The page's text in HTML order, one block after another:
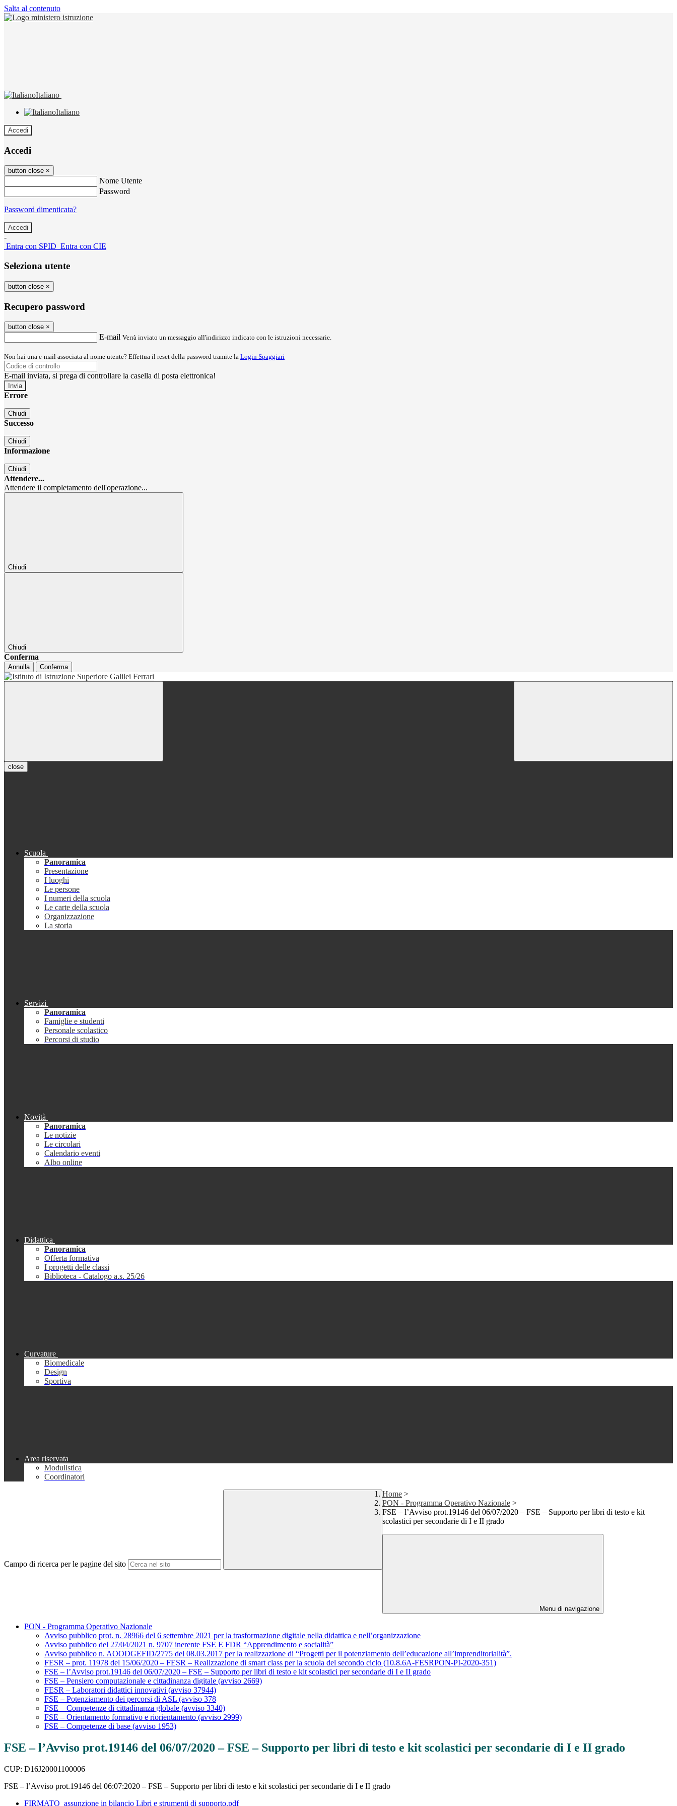
Salta al contenuto
Italiano
Italiano
Accedi
Accedi
button close ×
Nome Utente
Password
Password dimenticata?
-
Entra con SPID Entra con CIE
Seleziona utente
button close ×
Recupero password
button close ×
E-mail Verrà inviato un messaggio all'indirizzo indicato con le istruzioni necessarie.
Non hai una e-mail associata al nome utente? Effettua il reset della password tramite la Login Spaggiari
E-mail inviata, si prega di controllare la casella di posta elettronica!
Errore
Chiudi
Successo
Chiudi
Informazione
Chiudi
Attendere...
Attendere il completamento dell'operazione...
Chiudi
Chiudi
Conferma
Annulla Conferma
close
Scuola
Panoramica
Presentazione
I luoghi
Le persone
I numeri della scuola
Le carte della scuola
Organizzazione
La storia
Servizi
Panoramica
Famiglie e studenti
Personale scolastico
Percorsi di studio
Novità
Panoramica
Le notizie
Le circolari
Calendario eventi
Albo online
Didattica
Panoramica
Offerta formativa
I progetti delle classi
Biblioteca - Catalogo a.s. 25/26
Curvature
Biomedicale
Design
Sportiva
Area riservata
Modulistica
Coordinatori
Campo di ricerca per le pagine del sito
Home >
PON - Programma Operativo Nazionale >
FSE – l’Avviso prot.19146 del 06/07/2020 – FSE – Supporto per libri di testo e kit
scolastici per secondarie di I e II grado
Menu di navigazione
PON - Programma Operativo Nazionale
Avviso pubblico prot. n. 28966 del 6 settembre 2021 per la trasformazione digitale nella didattica e nell’organizzazione
Avviso pubblico del 27/04/2021 n. 9707 inerente FSE E FDR “Apprendimento e socialità”
Avviso pubblico n. AOODGEFID/2775 del 08.03.2017 per la realizzazione di “Progetti per il potenziamento dell’educazione all’imprenditorialità”.
FESR – prot. 11978 del 15/06/2020 – FESR – Realizzazione di smart class per la scuola del secondo ciclo (10.8.6A-FESRPON-PI-2020-351)
FSE – l’Avviso prot.19146 del 06/07/2020 – FSE – Supporto per libri di testo e kit scolastici per secondarie di I e II grado
FSE – Pensiero computazionale e cittadinanza digitale (avviso 2669)
FESR – Laboratori didattici innovativi (avviso 37944)
FSE – Potenziamento dei percorsi di ASL (avviso 378
FSE – Competenze di cittadinanza globale (avviso 3340)
FSE – Orientamento formativo e riorientamento (avviso 2999)
FSE – Competenze di base (avviso 1953)
FSE – l’Avviso prot.19146 del 06/07/2020 – FSE – Supporto per libri di testo e kit scolastici per secondarie di I e II grado
CUP: D16J20001100006
FSE – l’Avviso prot.19146 del 06:07:2020 – FSE – Supporto per libri di testo e kit scolastici per secondarie di I e II grado
FIRMATO_assunzione in bilancio Libri e strumenti di supporto.pdf